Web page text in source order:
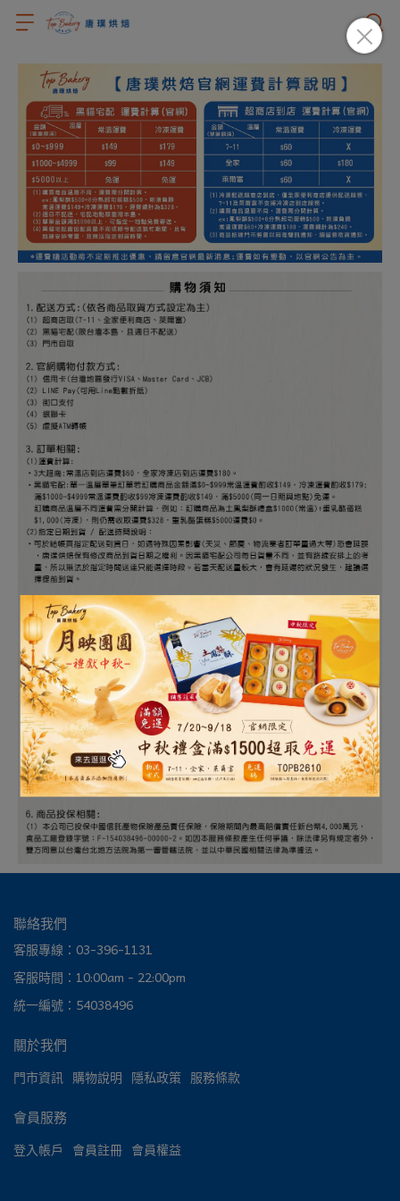
聯絡我們
客服專線：03-396-1131
客服時間：10:00am - 22:00pm
統一編號：54038496
關於我們
門市資訊 購物說明 隱私政策 服務條款
會員服務
登入帳戶 會員註冊 會員權益